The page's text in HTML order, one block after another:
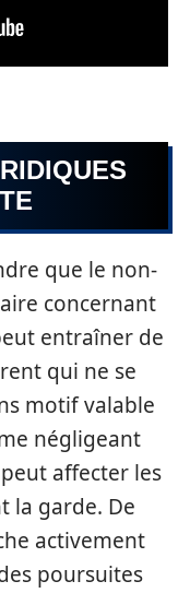
que le non-
concernant
entraîner de
qui ne se
motif valable
négligeant
affecter les
la garde. De
activement
poursuites